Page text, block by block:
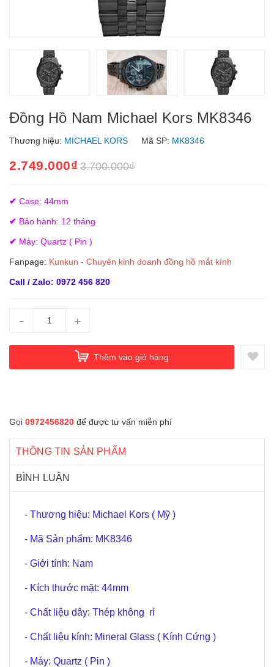
Đồng Hồ Nam Michael Kors MK8346
Thương hiệu: MICHAEL KORS Mã SP: MK8346
2.749.000₫ 3.700.000₫
✔ Case: 44mm
✔ Bảo hành: 12 tháng
✔ Máy: Quartz ( Pin )
Fanpage: Kunkun - Chuyên kinh doanh đồng hồ mắt kính
Call / Zalo: 0972 456 820
- +
Thêm vào giỏ hàng
Gọi 0972456820 để được tư vấn miễn phí
THÔNG TIN SẢN PHẨM
BÌNH LUẬN
- Thương hiệu: Michael Kors ( Mỹ )
- Mã Sản phẩm: MK8346
- Giới tính: Nam
- Kích thước mặt: 44mm
- Chất liệu dây: Thép không rỉ
- Chất liệu kính: Mineral Glass ( Kính Cứng )
- Máy: Quartz ( Pin )